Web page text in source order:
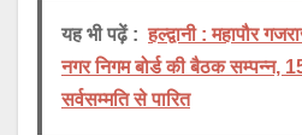
यह भी पढ़ें : हल्द्वानी : महापौर
नगर निगम बोर्ड की बैठक सम्पन्न,
सर्वसम्मति से पारित